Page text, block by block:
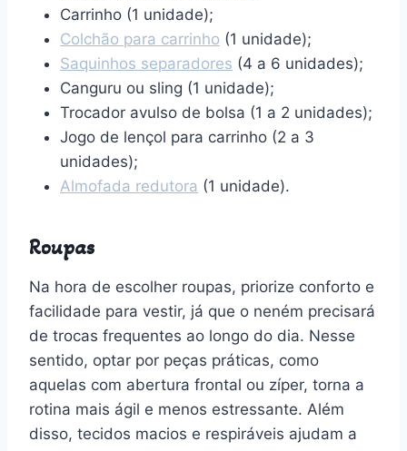
Carrinho (1 unidade);
Colchão para carrinho (1 unidade);
Saquinhos separadores (4 a 6 unidades);
Canguru ou sling (1 unidade);
Trocador avulso de bolsa (1 a 2 unidades);
Jogo de lençol para carrinho (2 a 3
unidades);
Almofada redutora (1 unidade).
Roupas
Na hora de escolher roupas, priorize conforto e
facilidade para vestir, já que o neném precisará
de trocas frequentes ao longo do dia. Nesse
sentido, optar por peças práticas, como
aquelas com abertura frontal ou zíper, torna a
rotina mais ágil e menos estressante. Além
disso, tecidos macios e respiráveis ajudam a